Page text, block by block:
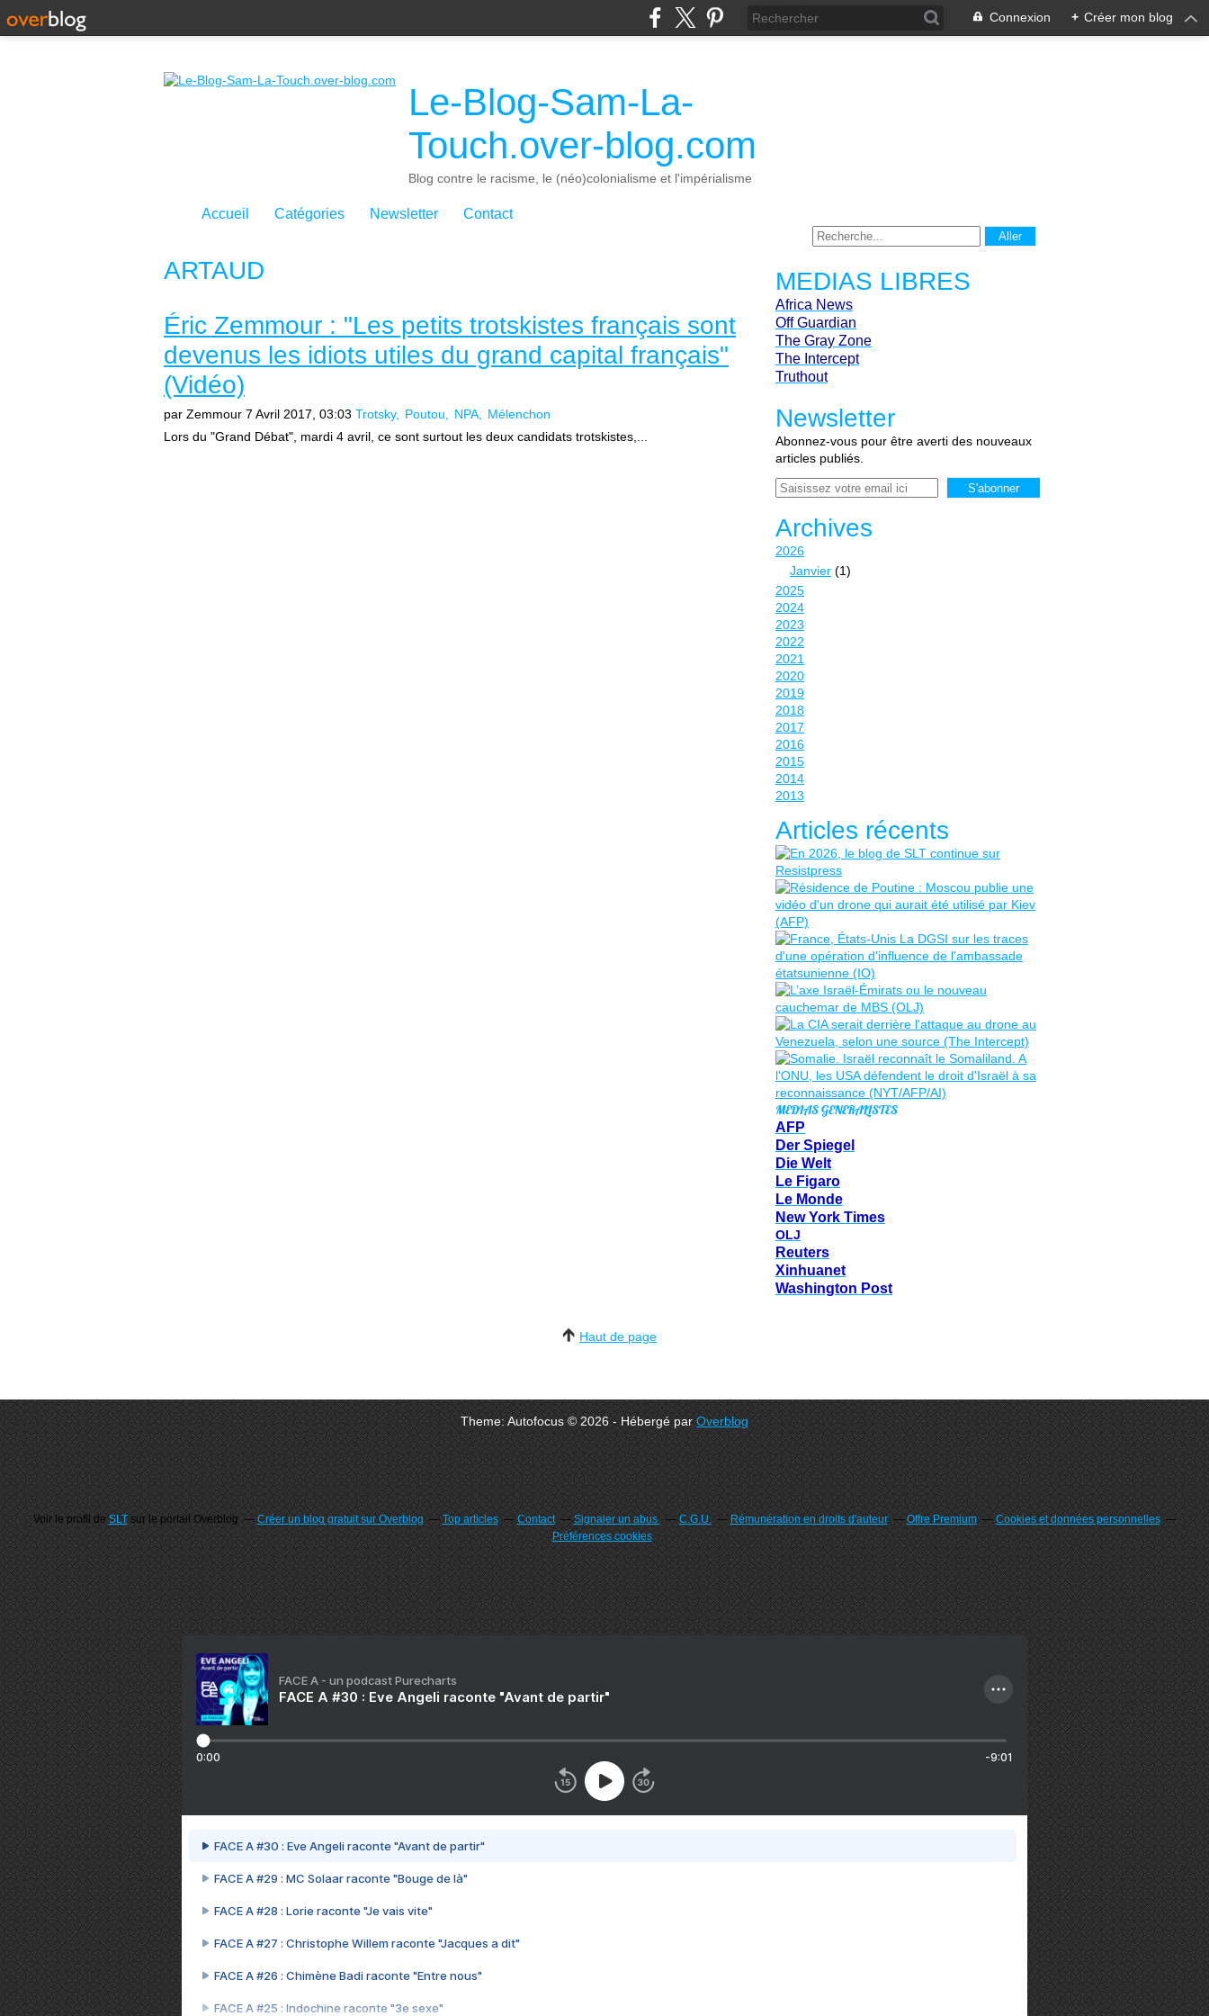
Connexion + Créer mon blog
Le-Blog-Sam-La-
Touch.over-blog.com
Blog contre le racisme, le (néo)colonialisme et l'impérialisme
Accueil Catégories Newsletter Contact
ARTAUD
Éric Zemmour : "Les petits trotskistes français sont
devenus les idiots utiles du grand capital français"
(Vidéo)
par Zemmour 7 Avril 2017, 03:03 Trotsky Poutou NPA
Mélenchon
Lors du "Grand Débat", mardi 4 avril, ce sont surtout les deux candidats trotskistes,...
MEDIAS LIBRES
Africa News
Off Guardian
The Gray Zone
The Intercept
Truthout
Newsletter
Abonnez-vous pour être averti des nouveaux
articles publiés.
Email
Archives
2026
Janvier (1)
2025
2024
2023
2022
2021
2020
2019
2018
2017
2016
2015
2014
2013
Articles récents
MEDIAS GENERALISTES
AFP
Der Spiegel
Die Welt
Le Figaro
Le Monde
New York Times
OLJ
Reuters
Xinhuanet
Washington Post
Haut de page
Theme: Autofocus © 2026 - Hébergé parOverblog
Voir le profil deSLTsur le portail Overblog Créer un blog gratuit sur Overblog Top articles Contact Signaler un abus C.G.U. Rémunération en droits d'auteur Offre Premium
Cookies et données personnelles
Préférences cookies
FACE A - un podcast Purecharts
FACE A #30 : Eve Angeli raconte "Avant de partir"
0:00 -9:01
FACE A #30 : Eve Angeli raconte "Avant de partir"
FACE A #29 : MC Solaar raconte "Bouge de là"
FACE A #28 : Lorie raconte "Je vais vite"
FACE A #27 : Christophe Willem raconte "Jacques a dit"
FACE A #26 : Chimène Badi raconte "Entre nous"
FACE A #25 : Indochine raconte "3e sexe"